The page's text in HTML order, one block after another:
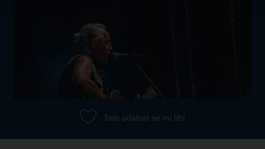
Tato událost se mi líbí